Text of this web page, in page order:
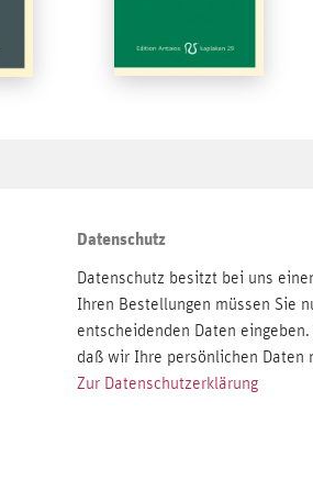
Datenschutz
Datenschutz besitzt bei uns
Ihren Bestellungen müssen Sie
entscheidenden Daten
daß wir Ihre persönlichen Daten
Zur Datenschutzerklärung